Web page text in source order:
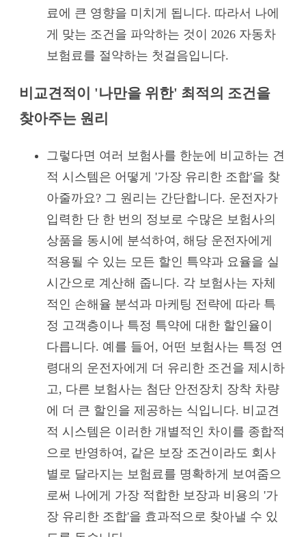
료에 큰 영향을 미치게 됩니다. 따라서 나에
게 맞는 조건을 파악하는 것이 2026 자동차
보험료를 절약하는 첫걸음입니다.
비교견적이 '나만을 위한' 최적의 조건을
찾아주는 원리
그렇다면 여러 보험사를 한눈에 비교하는 견
적 시스템은 어떻게 '가장 유리한 조합'을 찾
아줄까요? 그 원리는 간단합니다. 운전자가
입력한 단 한 번의 정보로 수많은 보험사의
상품을 동시에 분석하여, 해당 운전자에게
적용될 수 있는 모든 할인 특약과 요율을 실
시간으로 계산해 줍니다. 각 보험사는 자체
적인 손해율 분석과 마케팅 전략에 따라 특
정 고객층이나 특정 특약에 대한 할인율이
다릅니다. 예를 들어, 어떤 보험사는 특정 연
령대의 운전자에게 더 유리한 조건을 제시하
고, 다른 보험사는 첨단 안전장치 장착 차량
에 더 큰 할인을 제공하는 식입니다. 비교견
적 시스템은 이러한 개별적인 차이를 종합적
으로 반영하여, 같은 보장 조건이라도 회사
별로 달라지는 보험료를 명확하게 보여줌으
로써 나에게 가장 적합한 보장과 비용의 '가
장 유리한 조합'을 효과적으로 찾아낼 수 있